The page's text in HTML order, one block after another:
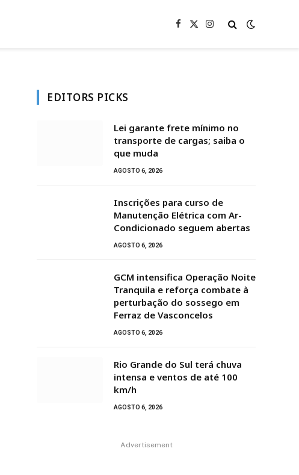
Facebook
X
Instagram
EDITORS PICKS
Lei garante frete mínimo no
transporte de cargas; saiba o
que muda
AGOSTO 6, 2026
Inscrições para curso de
Manutenção Elétrica com Ar-
Condicionado seguem abertas
AGOSTO 6, 2026
GCM intensifica Operação Noite
Tranquila e reforça combate à
perturbação do sossego em
Ferraz de Vasconcelos
AGOSTO 6, 2026
Rio Grande do Sul terá chuva
intensa e ventos de até 100
km/h
AGOSTO 6, 2026
Advertisement